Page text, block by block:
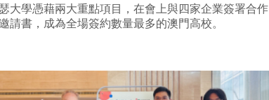
大學憑藉兩大重點項目，在會上與四家企業簽署合作
請書，成為全場簽約數量最多的澳門高校。